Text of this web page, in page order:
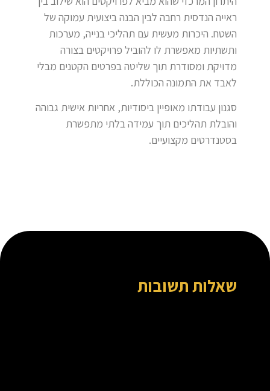
ראייה הנדסית רחבה לבין הבנה ביצועית עמוקה של
השטח. היכרות מעשית עם תהליכי בנייה, מערכות
ותשתיות מאפשרת לו להוביל פרויקטים בצורה
מדויקת ומסודרת תוך שליטה בפרטים הקטנים מבלי
לאבד את התמונה הכוללת.
סגנון עבודתו מאופיין ביסודיות, אחריות אישית גבוהה
והובלת תהליכים תוך עמידה בלתי מתפשרת
בסטנדרטים מקצועיים.
שאלות תשובות